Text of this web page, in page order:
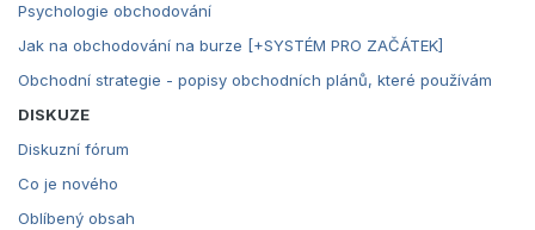
Psychologie obchodování
Jak na obchodování na burze [+SYSTÉM PRO ZAČÁTEK]
Obchodní strategie - popisy obchodních plánů, které používám
DISKUZE
Diskuzní fórum
Co je nového
Oblíbený obsah